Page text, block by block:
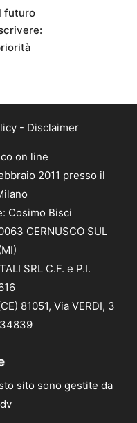
futuro
- Disclaimer
on line
2011 presso il
Cosimo Bisci
CERNUSCO SUL
SRL C.F. e P.I.
81051, Via VERDI, 3
sito sono gestite da